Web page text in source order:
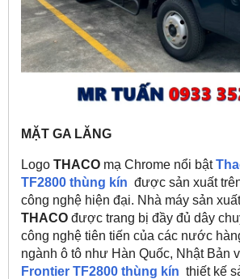
MẶT GA LĂNG
Logo THACO mạ Chrome nổi bật
TF2800 thùng kín được sản xuất
công nghệ hiện đại. Nhà máy sản
THACO được trang bị đầy đủ dây
công nghệ tiên tiến của các nước
ngành ô tô như Hàn Quốc, Nhật Bản
Frontier TF2800 thùng kín thiết kế